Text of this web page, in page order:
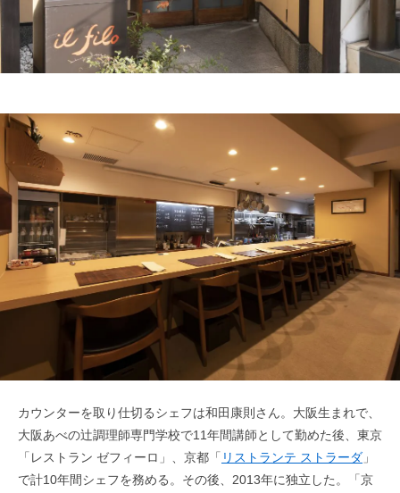
カウンターを取り仕切るシェフは和田康則さん。大阪生まれで、
大阪あべの辻調理師専門学校で11年間講師として勤めた後、東京
「レストラン ゼフィーロ」、京都「 リストランテ ストラーダ 」
で計10年間シェフを務める。その後、2013年に独立した。「京